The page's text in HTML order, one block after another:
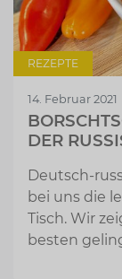
REZEPTE
14. Februar 2021
DER
Deutsch-
bei uns die
Tisch. Wir
besten